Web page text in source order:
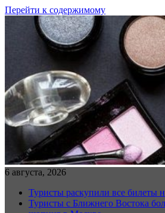
Перейти к содержимому
6 августа, 2026
Туристы раскупили все билеты
Туристы с Ближнего Востока